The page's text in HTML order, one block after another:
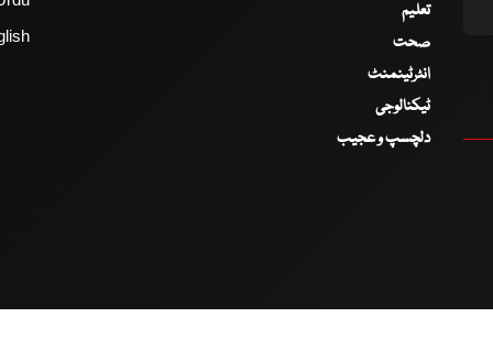
تعلیم
صحت
انٹرٹینمنٹ
ٹیکنالوجی
دلچسپ و عجیب